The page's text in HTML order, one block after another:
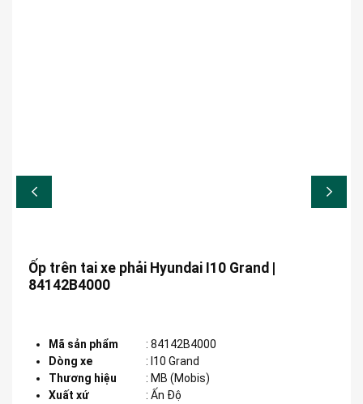
Ốp trên tai xe phải Hyundai I10 Grand |
84142B4000
Mã sản phẩm : 84142B4000
Dòng xe
: I10 Grand
Thương hiệu
: MB (Mobis)
Xuất xứ
: Ấn Độ